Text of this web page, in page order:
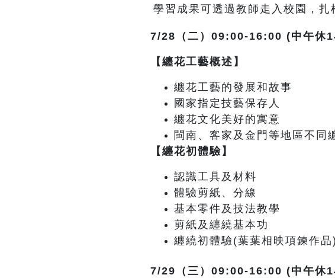
學習成果可透過教師走入校園，扎
7/28 （二）09:00-16:00 (中午休1
【纏花工藝概述】
纏花工藝的發展和故事
國家指定技藝保存人
纏花文化美好的寓意
閩南、客家及金門等地區不同
【纏花初體驗】
認識工具及材料
體驗剪紙、分線
基本零件及技法教學
剪紙及纏繞基本功
纏繞初體驗(葉葉相映項鍊作品)
7/29 （三）09:00-16:00 (中午休1